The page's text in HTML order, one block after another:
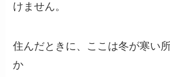
けません。
住んだときに、ここは冬が寒い
か